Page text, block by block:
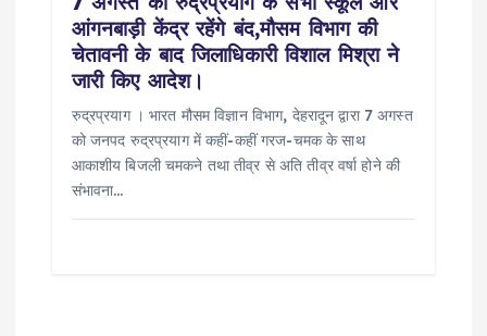
आंगनबाड़ी केंद्र रहेंगे बंद,मौसम विभाग की
चेतावनी के बाद जिलाधिकारी विशाल मिश्रा ने
जारी किए आदेश।
रुद्रप्रयाग । भारत मौसम विज्ञान विभाग, देहरादून द्वारा 7 अगस्त
को जनपद रुद्रप्रयाग में कहीं-कहीं गरज-चमक के साथ
आकाशीय बिजली चमकने तथा तीव्र से अति तीव्र वर्षा होने की
संभावना…